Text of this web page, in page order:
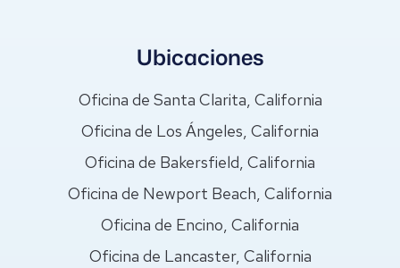
Ubicaciones
Oficina de Santa Clarita, California
Oficina de Los Ángeles, California
Oficina de Bakersfield, California
Oficina de Newport Beach, California
Oficina de Encino, California
Oficina de Lancaster, California